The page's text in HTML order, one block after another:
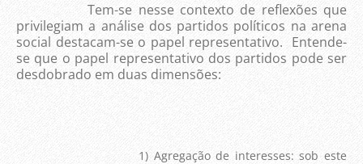
Tem-se nesse contexto de reflexões que
privilegiam a análise dos partidos políticos na arena
social destacam-se o papel representativo. Entende-
se que o papel representativo dos partidos pode ser
desdobrado em duas dimensões:
1) Agregação de interesses: sob este